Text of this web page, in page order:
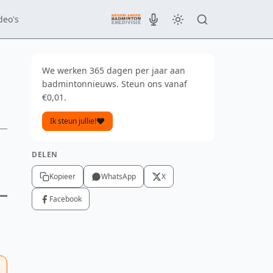
We werken 365 dagen per jaar aan
badmintonnieuws. Steun ons vanaf
€0,01.
Ik steun jullie!
DELEN
Kopieer WhatsApp X
Facebook